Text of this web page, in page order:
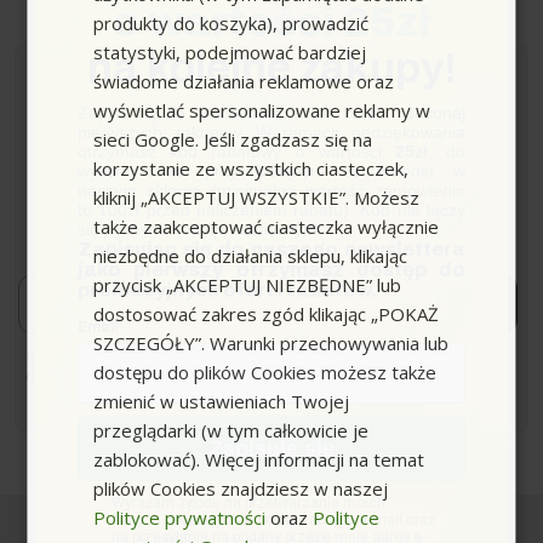
Newsletter
Zapisz się i bądź na bieżąco z naszymi nowościami i
ofertami!
*Dowiaduj się o premierach i promocjach jako pierwszy.
Zapisuję się!
Możesz zrezygnować w każdej chwili. W tym celu należy
odnaleźć szczegóły w naszej informacji prawnej.
produkty do koszyka), prowadzić
statystyki, podejmować bardziej
świadome działania reklamowe oraz
wyświetlać spersonalizowane reklamy w
sieci Google. Jeśli zgadzasz się na
korzystanie ze wszystkich ciasteczek,
kliknij „AKCEPTUJ WSZYSTKIE”. Możesz
także zaakceptować ciasteczka wyłącznie
niezbędne do działania sklepu, klikając
przycisk „AKCEPTUJ NIEZBĘDNE” lub
dostosować zakres zgód klikając „POKAŻ
SZCZEGÓŁY”. Warunki przechowywania lub
dostępu do plików Cookies możesz także
zmienić w ustawieniach Twojej
przeglądarki (w tym całkowicie je
zablokować). Więcej informacji na temat
plików Cookies znajdziesz w naszej
Polityce prywatności oraz Polityce
o wartości 25zł
na kolejne zakupy!
Zapisz się do newslettera, załóż konto i dokonaj
pierwszych zakupów. W ramach podziękowania
otrzymasz kod rabatowy o wartości
wykorzystania przy kolejnym zamówieniu w
naszym sklepie (minimalna wartość zamówienia
to 100zł przed naliczeniem rabatu). Kod nie łączy
się z innymi kodami rabatowymi.
Zapisując się do naszego newslettera
jako pierwszy otrzymasz dostęp do
promocyjnych ofert i rabatów.
Zapisuję się
zgodaWyrażam zgodę na przetwarzanie moich
danych osobowych w postaci adresu e-mail oraz
na przesyłanie na podany przeze mnie adres e-